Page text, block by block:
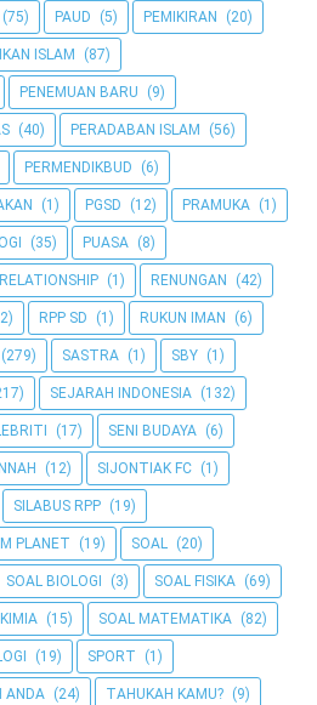
(75) PAUD (5) PEMIKIRAN (20)
ISLAM (87)
PENEMUAN BARU (9)
(40) PERADABAN ISLAM (56)
PERMENDIKBUD (6)
(1) PGSD (12) PRAMUKA (1)
(35) PUASA (8)
RELATIONSHIP (1) RENUNGAN (42)
RPP SD (1) RUKUN IMAN (6)
(279) SASTRA (1) SBY (1)
SEJARAH INDONESIA (132)
(17) SENI BUDAYA (6)
(12) SIJONTIAK FC (1)
SILABUS RPP (19)
PLANET (19) SOAL (20)
SOAL BIOLOGI (3) SOAL FISIKA (69)
(15) SOAL MATEMATIKA (82)
(19) SPORT (1)
ANDA (24) TAHUKAH KAMU? (9)